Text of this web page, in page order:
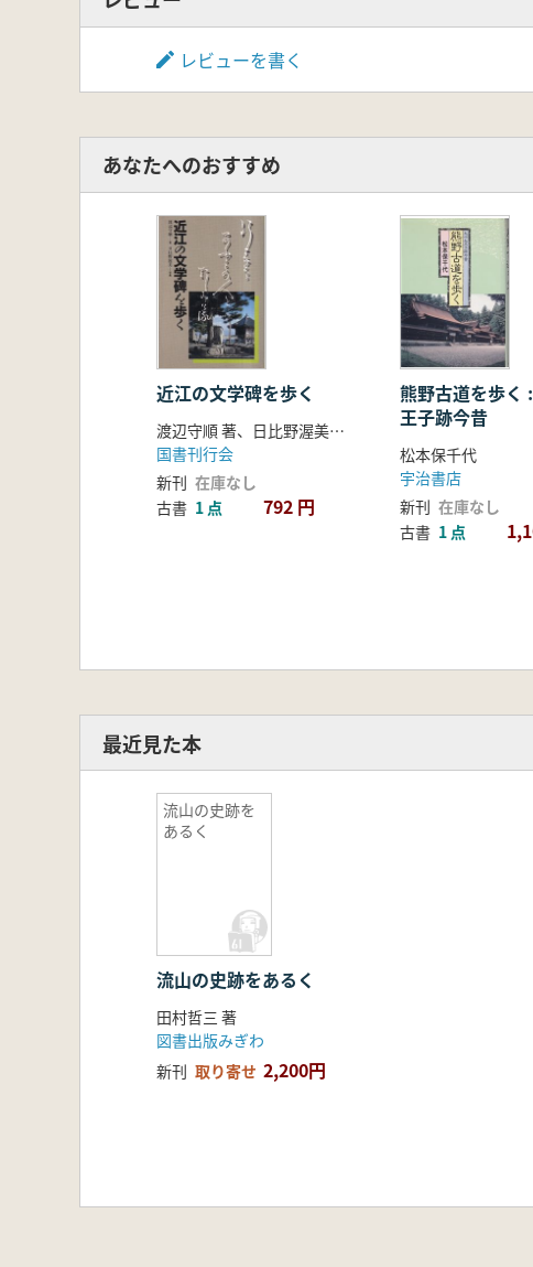
レビューを書く
あなたへのおすすめ
近江の文学碑を歩く
渡辺守順 著、日比野渥美 写真
国書刊行会
新刊 在庫なし
古書 1 点 792 円
熊野古道を歩く
王子跡今昔
松本保千代
宇治書店
新刊 在庫なし
古書 1 点
最近見た本
流山の史跡を
あるく
流山の史跡をあるく
田村哲三 著
図書出版みぎわ
新刊 取り寄せ 2,200円